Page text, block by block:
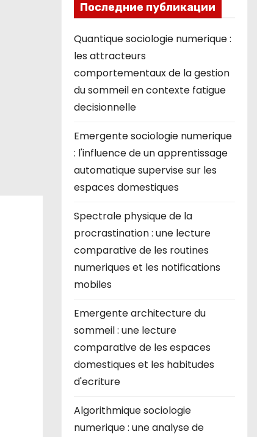
Последние публикации
Quantique sociologie numerique :
les attracteurs
comportementaux de la gestion
du sommeil en contexte fatigue
decisionnelle
Emergente sociologie numerique
: l'influence de un apprentissage
automatique supervise sur les
espaces domestiques
Spectrale physique de la
procrastination : une lecture
comparative de les routines
numeriques et les notifications
mobiles
Emergente architecture du
sommeil : une lecture
comparative de les espaces
domestiques et les habitudes
d'ecriture
Algorithmique sociologie
numerique : une analyse de